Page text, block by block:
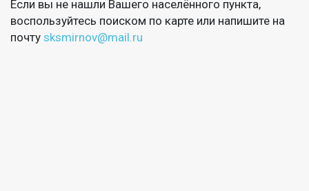
Если вы не нашли Вашего населённого пункта,
воспользуйтесь поиском по карте или напишите на
почту sksmirnov@mail.ru